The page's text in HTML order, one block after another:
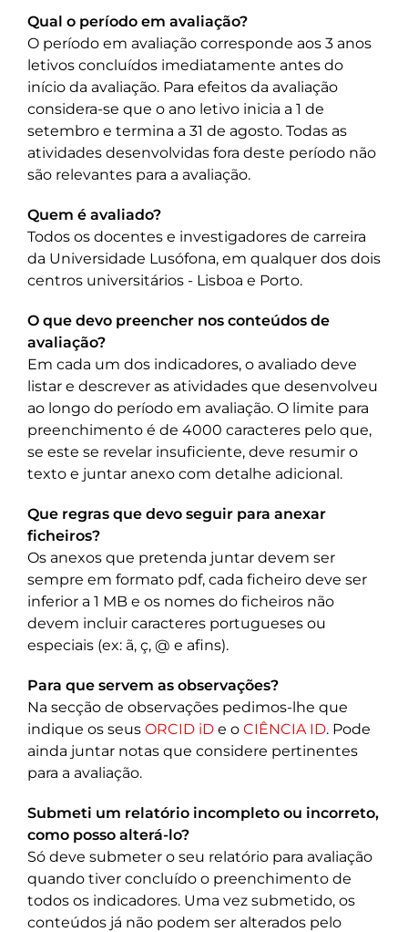
Qual o período em avaliação?
O período em avaliação corresponde aos 3 anos
letivos concluídos imediatamente antes do
início da avaliação. Para efeitos da avaliação
considera-se que o ano letivo inicia a 1 de
setembro e termina a 31 de agosto. Todas as
atividades desenvolvidas fora deste período não
são relevantes para a avaliação.
Quem é avaliado?
Todos os docentes e investigadores de carreira
da Universidade Lusófona, em qualquer dos dois
centros universitários - Lisboa e Porto.
O que devo preencher nos conteúdos de
avaliação?
Em cada um dos indicadores, o avaliado deve
listar e descrever as atividades que desenvolveu
ao longo do período em avaliação. O limite para
preenchimento é de 4000 caracteres pelo que,
se este se revelar insuficiente, deve resumir o
texto e juntar anexo com detalhe adicional.
Que regras que devo seguir para anexar
ficheiros?
Os anexos que pretenda juntar devem ser
sempre em formato pdf, cada ficheiro deve ser
inferior a 1 MB e os nomes do ficheiros não
devem incluir caracteres portugueses ou
especiais (ex: ã, ç, @ e afins).
Para que servem as observações?
Na secção de observações pedimos-lhe que
indique os seus ORCID iD e o CIÊNCIA ID. Pode
ainda juntar notas que considere pertinentes
para a avaliação.
Submeti um relatório incompleto ou incorreto,
como posso alterá-lo?
Só deve submeter o seu relatório para avaliação
quando tiver concluído o preenchimento de
todos os indicadores. Uma vez submetido, os
conteúdos já não podem ser alterados pelo